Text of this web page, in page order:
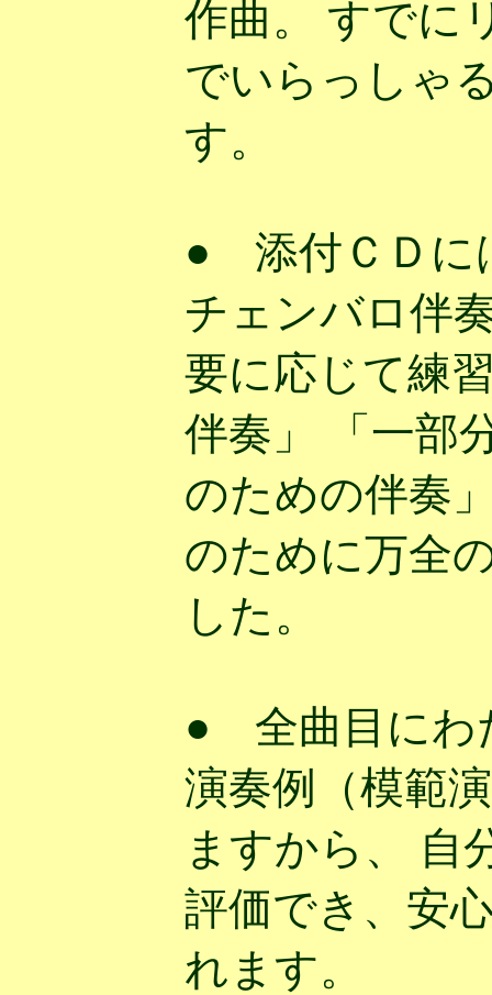
作曲。 すでに
でいらっしゃ
す。
● 添付ＣＤに
チェンバロ伴
要に応じて練
伴奏」 「一部
のための伴奏
のために万全
した。
● 全曲目にわ
演奏例（模範
ますから、 自
評価でき、安
れます。